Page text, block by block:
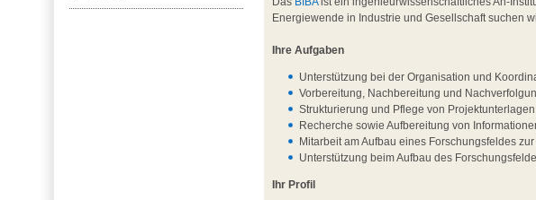
Energiewende in Industrie und Gesellschaft suchen
Ihre Aufgaben
Unterstützung bei der Organisation und
Vorbereitung, Nachbereitung und
Strukturierung und Pflege von
Recherche sowie Aufbereitung von
Mitarbeit am Aufbau eines Forschungsfeldes
Unterstützung beim Aufbau des
Ihr Profil